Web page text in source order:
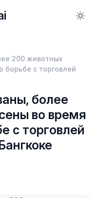
200 животных
борьбе с торговлей
более
во время
с торговлей